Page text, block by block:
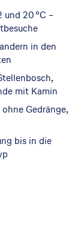
und 20 °C –
in den
mit Kamin
Gedränge,
bis in die